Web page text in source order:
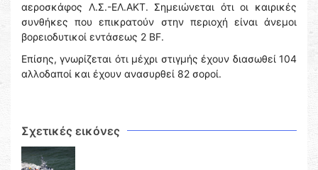
αεροσκάφος Λ.Σ.-ΕΛ.ΑΚΤ. Σημειώνεται ότι οι καιρικές
συνθήκες που επικρατούν στην περιοχή είναι άνεμοι
βορειοδυτικοί εντάσεως 2 BF.
Επίσης, γνωρίζεται ότι μέχρι στιγμής έχουν διασωθεί 104
αλλοδαποί και έχουν ανασυρθεί 82 σοροί.
Σχετικές εικόνες